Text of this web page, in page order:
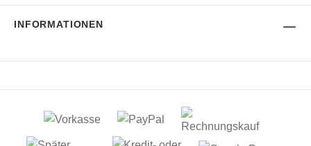
INFORMATIONEN